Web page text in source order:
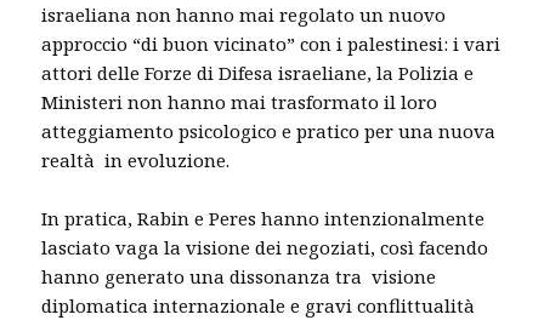
israeliana non hanno mai regolato un nuovo
approccio “di buon vicinato” con i palestinesi: i vari
attori delle Forze di Difesa israeliane, la Polizia e
Ministeri non hanno mai trasformato il loro
atteggiamento psicologico e pratico per una nuova
realtà in evoluzione.
In pratica, Rabin e Peres hanno intenzionalmente
lasciato vaga la visione dei negoziati, così facendo
hanno generato una dissonanza tra visione
diplomatica internazionale e gravi conflittualità